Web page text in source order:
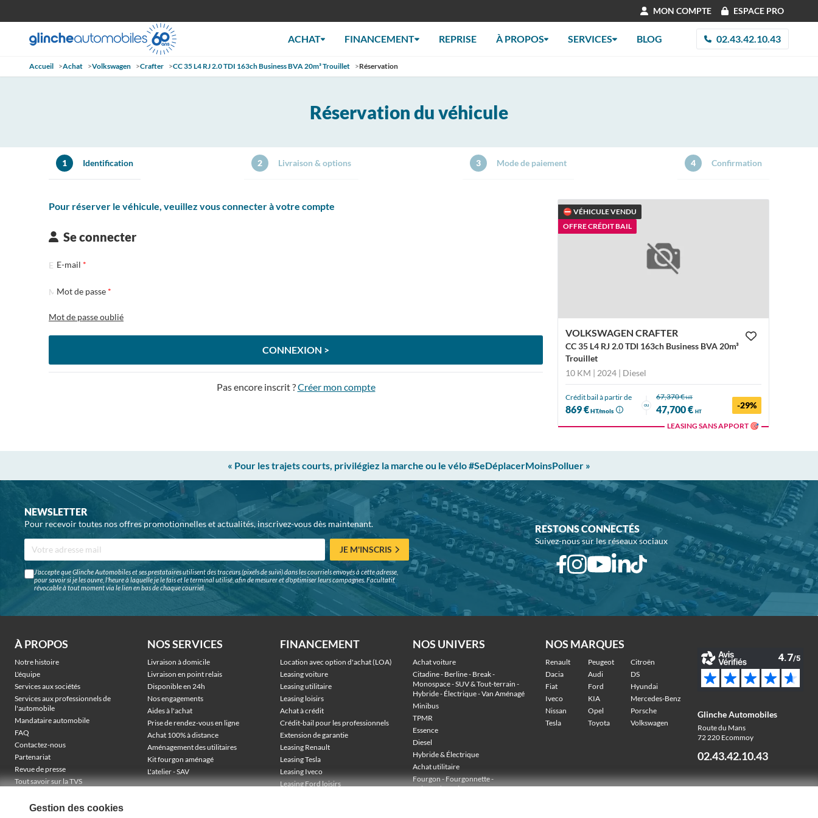
MON COMPTE ESPACE PRO
ACHAT FINANCEMENT REPRISE À PROPOS SERVICES BLOG 02.43.42.10.43
Accueil >Achat >Volkswagen >Crafter >CC 35 L4 RJ 2.0 TDI 163ch Business BVA 20m³ Trouillet >Réservation
Réservation du véhicule
1 Identification 2 Livraison & options 3 Mode de paiement 4 Confirmation
Pour réserver le véhicule, veuillez vous connecter à votre compte
Se connecter
E-mail
Mot de passe
Mot de passe oublié
CONNEXION >
Pas encore inscrit ?Créer mon compte
⛔ VÉHICULE VENDU
OFFRE CRÉDIT BAIL
VOLKSWAGEN CRAFTER
CC 35 L4 RJ 2.0 TDI 163ch Business BVA 20m³
Trouillet
10 KM | 2024 | Diesel
Crédit bail à partir de
869 €HT/mois
ou
67,370 €HT
47,700 € HT
-29%
LEASING SANS APPORT 🎯
« Pour les trajets courts, privilégiez la marche ou le vélo #SeDéplacerMoinsPolluer »
NEWSLETTER
Pour recevoir toutes nos offres promotionnelles et actualités, inscrivez-vous dès maintenant.
JE M'INSCRIS
J'accepte que Glinche Automobiles et ses prestataires utilisent des traceurs (pixels de suivi) dans les courriels envoyés à cette adresse,
pour savoir si je les ouvre, l'heure à laquelle je le fais et le terminal utilisé, afin de mesurer et d'optimiser leurs campagnes. Facultatif,
révocable à tout moment via le lien en bas de chaque courriel.
RESTONS CONNECTÉS
Suivez-nous sur les réseaux sociaux
À PROPOS
Notre histoire
L'équipe
Services aux sociétés
Services aux professionnels de
l'automobile
Mandataire automobile
FAQ
Contactez-nous
Partenariat
Revue de presse
Tout savoir sur la TVS
TVA récupérable & financement
NOS SERVICES
Livraison à domicile
Livraison en point relais
Disponible en 24h
Nos engagements
Aides à l'achat
Prise de rendez-vous en ligne
Achat 100% à distance
Aménagement des utilitaires
Kit fourgon aménagé
L'atelier - SAV
FINANCEMENT
Location avec option d'achat (LOA)
Leasing voiture
Leasing utilitaire
Leasing loisirs
Achat à crédit
Crédit-bail pour les professionnels
Extension de garantie
Leasing Renault
Leasing Tesla
Leasing Iveco
Leasing Ford loisirs
NOS UNIVERS
Achat voiture
Citadine - Berline - Break -
Monospace - SUV & Tout-terrain -
Hybride - Électrique - Van Aménagé
Minibus
TPMR
Essence
Diesel
Hybride & Électrique
Achat utilitaire
Fourgon - Fourgonnette -
Voiture de société -
NOS MARQUES
Renault Peugeot
Citroën
Dacia
Audi
DS
Fiat
Ford
Hyundai
Iveco
KIA
Mercedes-Benz
Nissan
Opel
Porsche
Tesla
Toyota Volkswagen
Glinche Automobiles
Route du Mans
72 220 Ecommoy
02.43.42.10.43
Gestion des cookies